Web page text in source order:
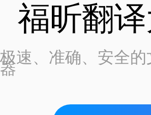
福昕翻
极速、准确、安全的
器